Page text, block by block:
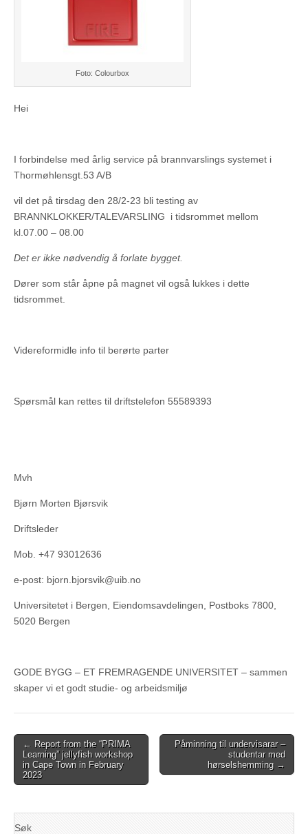
Foto: Colourbox
Hei
I forbindelse med årlig service på brannvarslings systemet i
Thormøhlensgt.53 A/B
vil det på tirsdag den 28/2-23 bli testing av
BRANNKLOKKER/TALEVARSLING i tidsrommet mellom
kl.07.00 – 08.00
Det er ikke nødvendig å forlate bygget.
Dører som står åpne på magnet vil også lukkes i dette
tidsrommet.
Videreformidle info til berørte parter
Spørsmål kan rettes til driftstelefon 55589393
Mvh
Bjørn Morten Bjørsvik
Driftsleder
Mob. +47 93012636
e-post: bjorn.bjorsvik@uib.no
Universitetet i Bergen, Eiendomsavdelingen, Postboks 7800,
5020 Bergen
GODE BYGG – ET FREMRAGENDE UNIVERSITET – sammen
skaper vi et godt studie- og arbeidsmiljø
Post
navigation
← Report from the “PRIMA
Learning” jellyfish workshop
in Cape Town in February
2023
Påminning til undervisarar –
studentar med
hørselshemming →
Søk